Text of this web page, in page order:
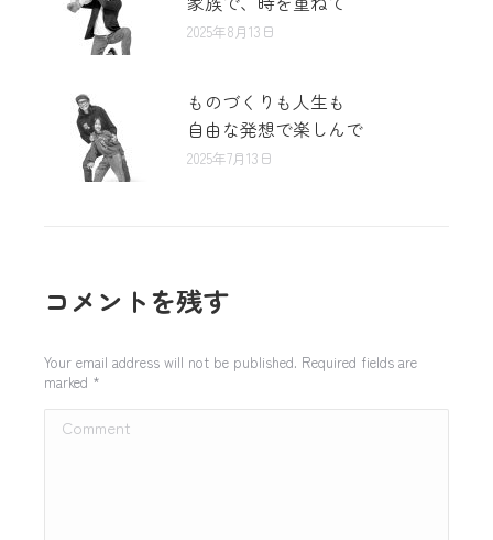
2025年8月13日
ものづくりも人生も
自由な発想で楽しんで
2025年7月13日
コメントを残す
Your email address will not be published. Required fields are
marked *
Comment